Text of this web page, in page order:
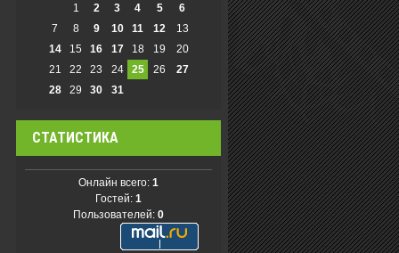
1
2 3 4 5
6
7
8 9 10 11 12
13
14
15 16 17 18 19
20
21
22 23 24 25 26
27
28
29 30 31
СТАТИСТИКА
Онлайн всего: 1
Гостей: 1
Пользователей: 0